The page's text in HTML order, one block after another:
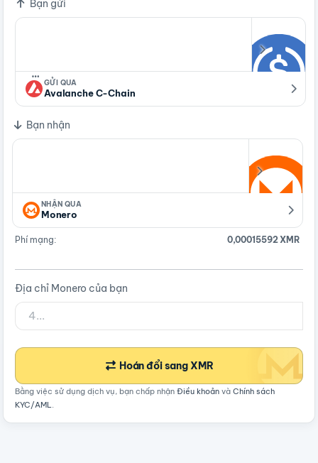
Bạn gửi
…
GỬI QUA
Avalanche C-Chain
Bạn nhận
NHẬN QUA
Monero
Phí mạng: 0,00015592 XMR
Địa chỉ Monero của bạn
Hoán đổi sang XMR
Bằng việc sử dụng dịch vụ, bạn chấp nhận Điều khoản và Chính sách
KYC/AML.